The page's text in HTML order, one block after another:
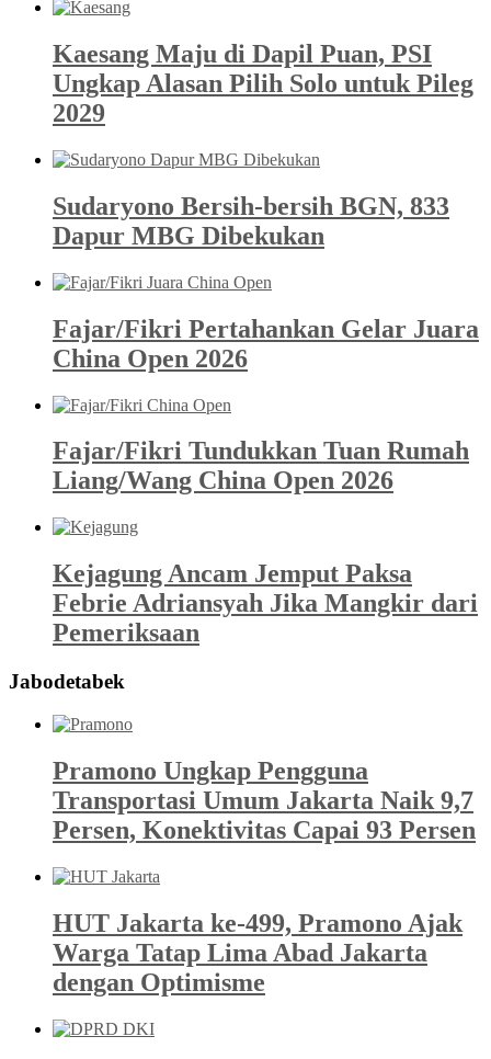
Kaesang Maju di Dapil Puan, PSI
Ungkap Alasan Pilih Solo untuk Pileg
2029
Sudaryono Bersih-bersih BGN, 833
Dapur MBG Dibekukan
Fajar/Fikri Pertahankan Gelar Juara
China Open 2026
Fajar/Fikri Tundukkan Tuan Rumah
Liang/Wang China Open 2026
Kejagung Ancam Jemput Paksa
Febrie Adriansyah Jika Mangkir dari
Pemeriksaan
Jabodetabek
Pramono Ungkap Pengguna
Transportasi Umum Jakarta Naik 9,7
Persen, Konektivitas Capai 93 Persen
HUT Jakarta ke-499, Pramono Ajak
Warga Tatap Lima Abad Jakarta
dengan Optimisme